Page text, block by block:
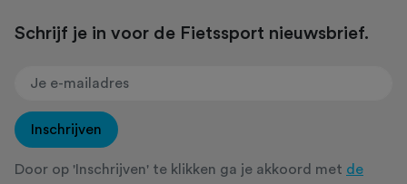
Schrijf je in voor de Fietssport nieuwsbrief.
Inschrijven
Door op 'Inschrijven' te klikken ga je akkoord met de